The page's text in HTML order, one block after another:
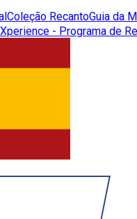
Coleção RecantoGuia da
- Programa de